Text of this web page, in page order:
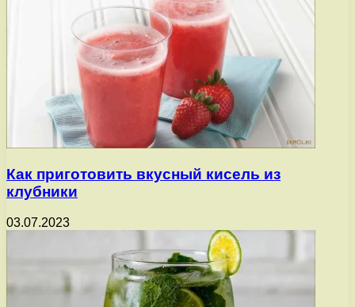
Как приготовить вкусный кисель из
клубники
03.07.2023